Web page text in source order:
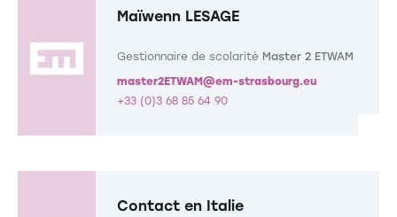
Maïwenn LESAGE
Gestionnaire de scolarité Master 2 ETWAM
master2ETWAM@em-strasbourg.eu
+33 (0)3 68 85 64 90
Contact en Italie